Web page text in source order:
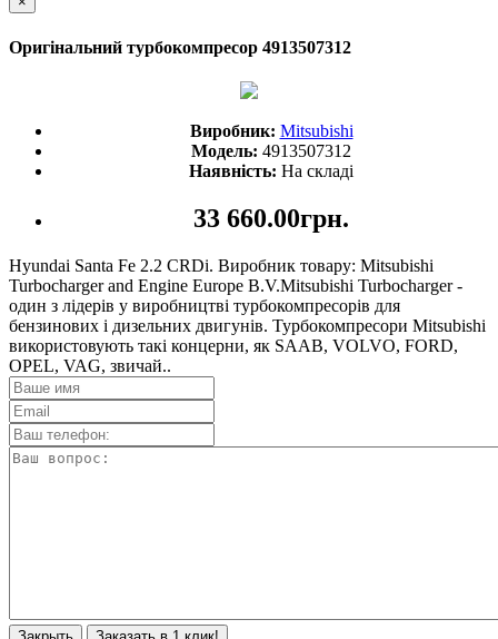
Оригінальний турбокомпресор 4913507312
Виробник: Mitsubishi
Модель: 4913507312
Наявність: На складі
33 660.00грн.
Hyundai Santa Fe 2.2 CRDi. Виробник товару: Mitsubishi
Turbocharger and Engine Europe B.V.Mitsubishi Turbocharger -
один з лідерів у виробництві турбокомпресорів для
бензинових і дизельних двигунів. Турбокомпресори Mitsubishi
використовують такі концерни, як SAAB, VOLVO, FORD,
OPEL, VAG, звичай..